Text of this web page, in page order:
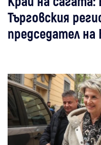
Търговския
председател на